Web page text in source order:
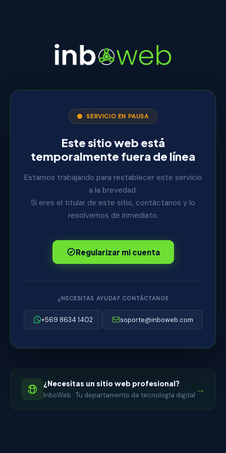
SERVICIO EN PAUSA
Este sitio web está
temporalmente fuera de línea
Estamos trabajando para restablecer este servicio
a la brevedad.
Si eres el titular de este sitio, contáctanos y lo
resolvemos de inmediato.
Regularizar mi cuenta
¿NECESITAS AYUDA? CONTÁCTANOS
+569 8634 1402 soporte@inboweb.com
¿Necesitas un sitio web profesional?
InboWeb · Tu departamento de tecnología digital →